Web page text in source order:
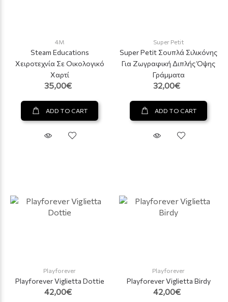
4M
Steam Educations
Χειροτεχνία Σε Οικολογικό
Χαρτί
35,00€
ADD TO CART
Super Petit
Super Petit Σουπλά Σιλικόνης
Για Ζωγραφική Διπλής Όψης
Γράμματα
32,00€
ADD TO CART
Playforever
Playforever Viglietta Dottie
42,00€
Playforever
Playforever Viglietta Birdy
42,00€